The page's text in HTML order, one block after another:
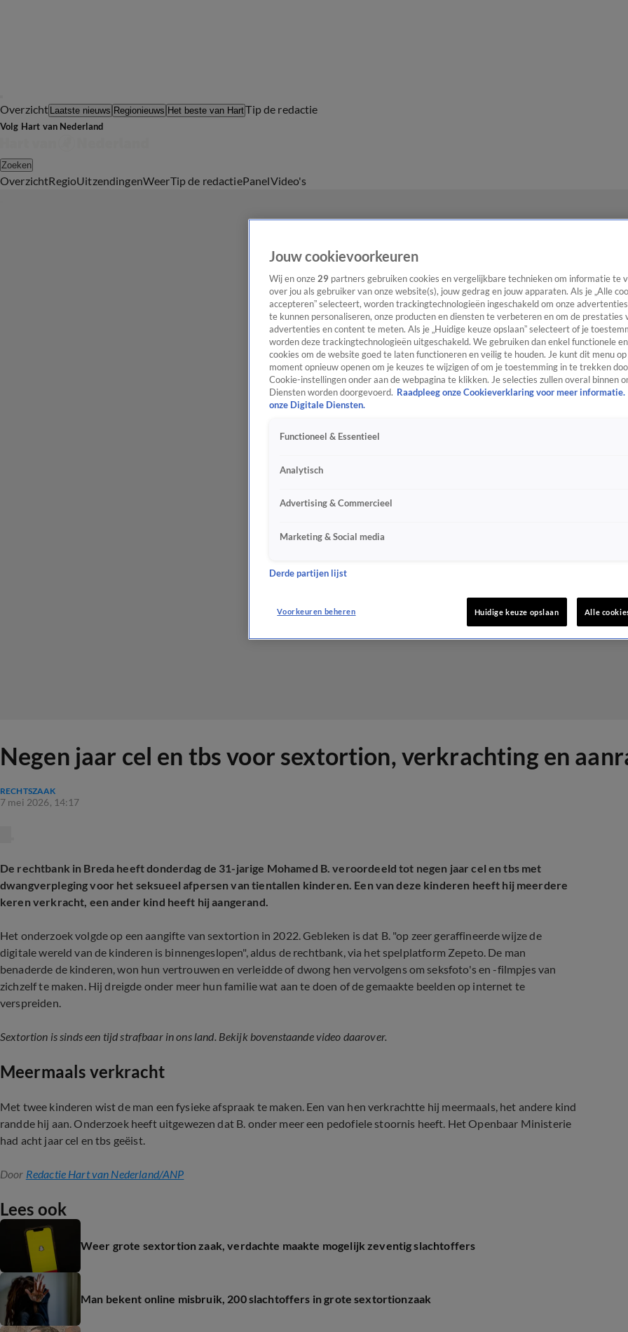
Overzicht Laatste nieuws Regionieuws Het beste van HartTip de redactie
Volg Hart van Nederland
Zoeken
OverzichtRegioUitzendingenWeerTip de redactiePanelVideo's
Negen jaar cel en tbs voor sextortion, verkrachting en
RECHTSZAAK
7 mei 2026, 14:17
De rechtbank in Breda heeft donderdag de 31-jarige Mohamed B. veroordeeld tot negen jaar cel en tbs met
dwangverpleging voor het seksueel afpersen van tientallen kinderen. Een van deze kinderen heeft hij meerdere
keren verkracht, een ander kind heeft hij aangerand.
Het onderzoek volgde op een aangifte van sextortion in 2022. Gebleken is dat B. "op zeer geraffineerde wijze de
digitale wereld van de kinderen is binnengeslopen", aldus de rechtbank, via het spelplatform Zepeto. De man
benaderde de kinderen, won hun vertrouwen en verleidde of dwong hen vervolgens om seksfoto's en -filmpjes van
zichzelf te maken. Hij dreigde onder meer hun familie wat aan te doen of de gemaakte beelden op internet te
verspreiden.
Sextortion is sinds een tijd strafbaar in ons land. Bekijk bovenstaande video daarover.
Meermaals verkracht
Met twee kinderen wist de man een fysieke afspraak te maken. Een van hen verkrachtte hij meermaals, het andere kind
randde hij aan. Onderzoek heeft uitgewezen dat B. onder meer een pedofiele stoornis heeft. Het Openbaar Ministerie
had acht jaar cel en tbs geëist.
Door Redactie Hart van Nederland/ANP
Lees ook
Weer grote sextortion zaak, verdachte maakte mogelijk zeventig slachtoffers
Man bekent online misbruik, 200 slachtoffers in grote sextortionzaak
Jouw cookievoorkeuren
Wij en onze 29 partners gebruiken cookies en vergelijkbare technieken om informatie te
over jou als gebruiker van onze website(s), jouw gedrag en jouw apparaten. Als je „Alle
accepteren” selecteert, worden trackingtechnologieën ingeschakeld om onze
te kunnen personaliseren, onze producten en diensten te verbeteren en om de prestaties
advertenties en content te meten. Als je „Huidige keuze opslaan” selecteert of je
worden deze trackingtechnologieën uitgeschakeld. We gebruiken dan enkel functionele
cookies om de website goed te laten functioneren en veilig te houden. Je kunt dit menu
moment opnieuw openen om je keuzes te wijzigen of om je toestemming in te trekken
Cookie-instellingen onder aan de webpagina te klikken. Je selecties zullen overal binnen
Diensten worden doorgevoerd. Raadpleeg onze Cookieverklaring voor meer informatie.
onze Digitale Diensten.
Functioneel & Essentieel
Analytisch
Advertising & Commercieel
Marketing & Social media
Derde partijen lijst
Voorkeuren beheren Huidige keuze opslaan Alle